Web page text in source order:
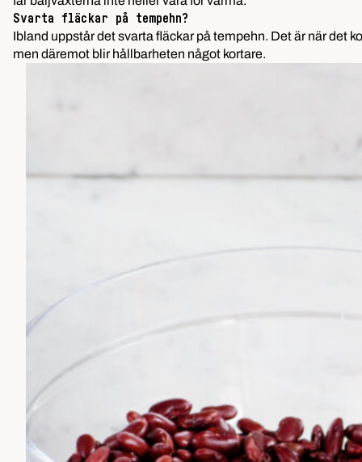
Svarta fläckar på tempehn?
Ibland uppstår det svarta fläckar på tempehn. Det är när det
men däremot blir hållbarheten något kortare.